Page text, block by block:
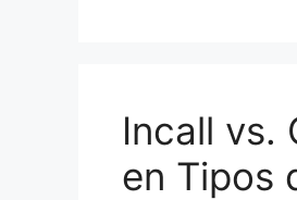
Incall vs.
en Tipos